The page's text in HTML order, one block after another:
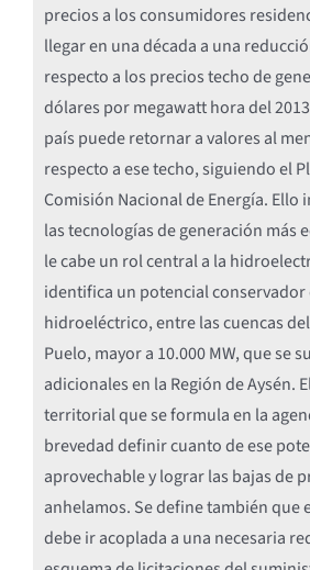
precios a los consumidores
llegar en una década a una
respecto a los precios techo de
dólares por megawatt hora del
país puede retornar a valores al
respecto a ese techo, siguiendo el
Comisión Nacional de Energía. Ello
las tecnologías de generación más
le cabe un rol central a la
identifica un potencial
hidroeléctrico, entre las cuencas
Puelo, mayor a 10.000 MW, que se
adicionales en la Región de Aysén.
territorial que se formula en la
brevedad definir cuanto de ese
aprovechable y lograr las bajas de
anhelamos. Se define también que
debe ir acoplada a una necesaria